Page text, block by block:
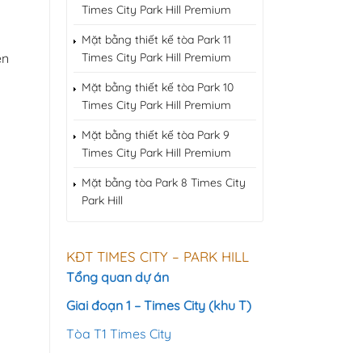
Times City Park Hill Premium
Mặt bằng thiết kế tòa Park 11
Times City Park Hill Premium
Mặt bằng thiết kế tòa Park 10
Times City Park Hill Premium
Mặt bằng thiết kế tòa Park 9
Times City Park Hill Premium
Mặt bằng tòa Park 8 Times City
Park Hill
KĐT TIMES CITY – PARK HILL
Tổng quan dự án
Giai đoạn 1 – Times City (khu T)
Tòa T1 Times City